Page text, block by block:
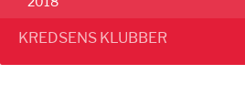
KREDSENS KLUBBER